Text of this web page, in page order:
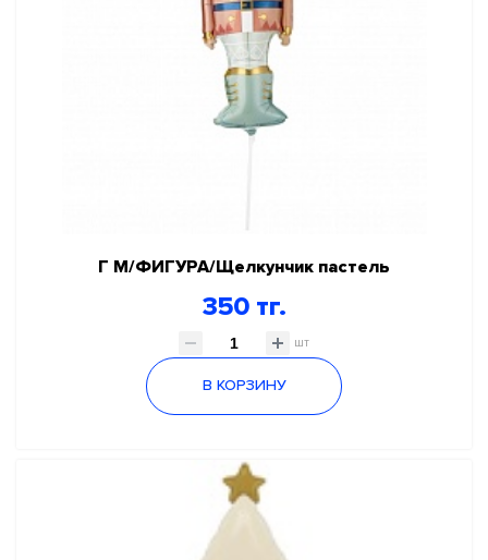
Г М/ФИГУРА/Щелкунчик пастель
350 тг.
шт
В КОРЗИНУ